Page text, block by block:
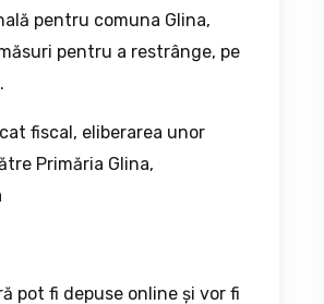
pentru comuna Glina,
pentru a restrânge, pe
fiscal, eliberarea unor
Primăria Glina,
pot fi depuse online și vor fi